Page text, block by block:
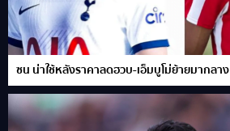
ซน น่าใช้หลังราคาลดฮวบ-เอ็มบูโม่ย้ายมากลาง